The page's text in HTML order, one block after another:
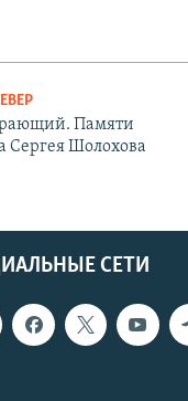
Памяти
Сергея Шолохова
СЕТИ